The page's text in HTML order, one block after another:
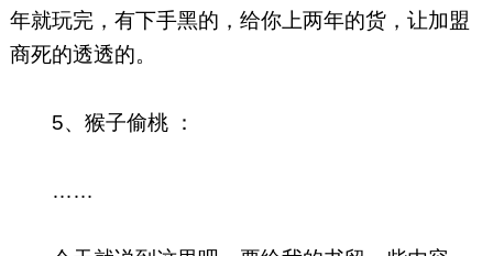
年就玩完，有下手黑的，给你上两年的货，让加盟
商死的透透的。
5、猴子偷桃 ：
……